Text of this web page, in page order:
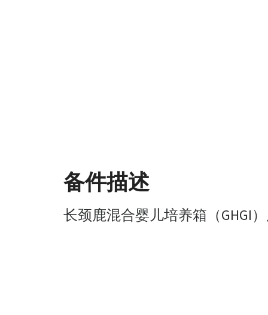
备件描述
长颈鹿混合婴儿培养箱（GHGI